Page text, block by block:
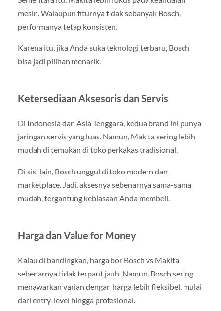
mesin. Walaupun fiturnya tidak sebanyak Bosch,
performanya tetap konsisten.
Karena itu, jika Anda suka teknologi terbaru, Bosch
bisa jadi pilihan menarik.
Ketersediaan Aksesoris dan Servis
Di Indonesia dan Asia Tenggara, kedua brand ini punya
jaringan servis yang luas. Namun, Makita sering lebih
mudah di temukan di toko perkakas tradisional.
Di sisi lain, Bosch unggul di toko modern dan
marketplace. Jadi, aksesnya sebenarnya sama-sama
mudah, tergantung kebiasaan Anda membeli.
Harga dan Value for Money
Kalau di bandingkan, harga bor Bosch vs Makita
sebenarnya tidak terpaut jauh. Namun, Bosch sering
menawarkan varian dengan harga lebih fleksibel, mulai
dari entry-level hingga profesional.